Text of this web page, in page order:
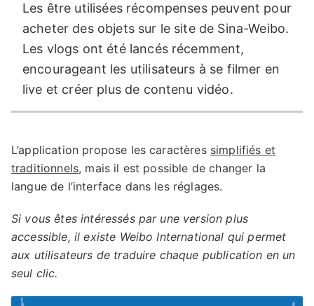
Les être utilisées récompenses peuvent pour
acheter des objets sur le site de Sina-Weibo.
Les vlogs ont été lancés récemment,
encourageant les utilisateurs à se filmer en
live et créer plus de contenu vidéo.
L’application propose les caractères simplifiés et
traditionnels, mais il est possible de changer la
langue de l’interface dans les réglages.
Si vous êtes intéressés par une version plus
accessible, il existe Weibo International qui permet
aux utilisateurs de traduire chaque publication en un
seul clic.